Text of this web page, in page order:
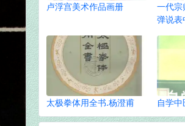
卢浮宫美术作品画册
一代宗
弹说表
太极拳体用全书.杨澄甫 自学中